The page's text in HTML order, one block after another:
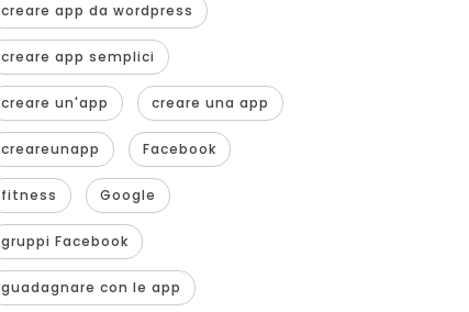
creare app da wordpress
creare app semplici
creare un'app creare una app
creareunapp Facebook
fitness Google
gruppi Facebook
guadagnare con le app